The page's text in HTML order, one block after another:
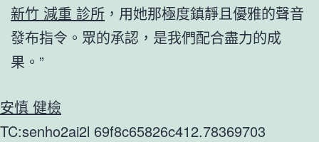
新竹 減重 診所 ，用她那極度鎮靜且優雅的聲音
發布指令。眾的承認，是我們配合盡力的成
果。”
安慎 健檢
TC:senho2ai2l 69f8c65826c412.78369703